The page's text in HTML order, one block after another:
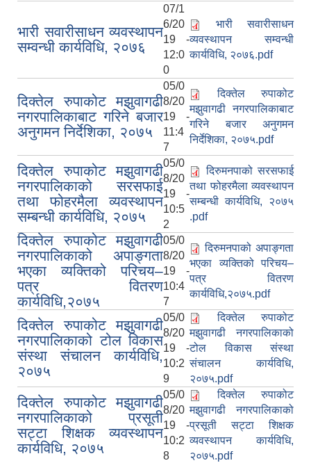
भारी सवारीसाधन व्यवस्थापन
सम्वन्धी कार्यविधि, २०७६
07/1
6/20
19 -
12:0
0
भारी सवारीसाधन
व्यवस्थापन सम्वन्धी
कार्यविधि, २०७६.pdf
दिक्तेल रुपाकोट मझुवागढी
नगरपालिकाबाट गरिने बजार
अनुगमन निर्देशिका, २०७५
05/0
8/20
19 -
11:4
7
दिक्तेल रुपाकोट
मझुवागढी नगरपालिकाबाट
गरिने बजार अनुगमन
निर्देशिका, २०७५.pdf
दिक्तेल रुपाकोट मझुवागढी
नगरपालिकाको सरसफाई
तथा फोहरमैला व्यवस्थापन
सम्बन्धी कार्यविधि, २०७५
05/0
8/20
19 -
10:5
2
दिरुमनपाको सरसफाई
तथा फोहरमैला व्यवस्थापन
सम्बन्धी कार्यविधि, २०७५
.pdf
दिक्तेल रुपाकोट मझुवागढी
नगरपालिकाको अपाङ्गता
भएका व्यक्तिको परिचय–
पत्र वितरण
कार्यविधि,२०७५
05/0
8/20
19 -
10:4
7
दिरुमनपाको अपाङ्गता
भएका व्यक्तिको परिचय–
पत्र वितरण
कार्यविधि,२०७५.pdf
दिक्तेल रुपाकोट मझुवागढी
नगरपालिकाको टोल विकास
संस्था संचालन कार्यविधि,
२०७५
05/0
8/20
19 -
10:2
9
दिक्तेल रुपाकोट
मझुवागढी नगरपालिकाको
टोल विकास संस्था
संचालन कार्यविधि,
२०७५.pdf
दिक्तेल रुपाकोट मझुवागढी
नगरपालिकाको प्रसूती
सट्टा शिक्षक व्यवस्थापन
कार्यविधि, २०७५
05/0
8/20
19 -
10:2
8
दिक्तेल रुपाकोट
मझुवागढी नगरपालिकाको
प्रसूती सट्टा शिक्षक
व्यवस्थापन कार्यविधि,
२०७५.pdf